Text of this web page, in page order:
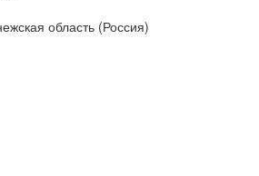
область (Россия)